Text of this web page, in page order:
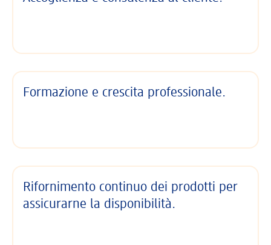
Formazione e crescita professionale.
Rifornimento continuo dei prodotti per
assicurarne la disponibilità.